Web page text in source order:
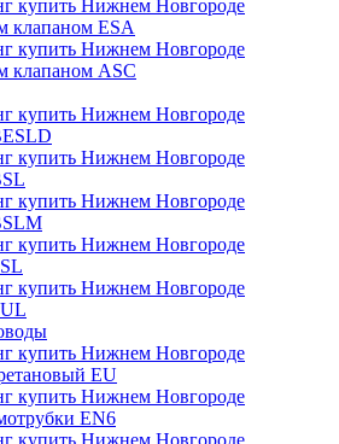
клапаном ESA
клапаном ASC
EU
EN6